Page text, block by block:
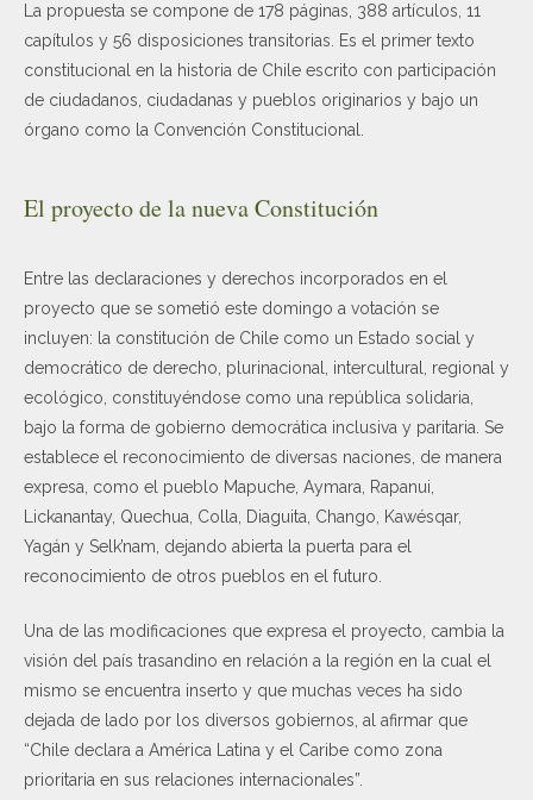
La propuesta se compone de 178 páginas, 388 artículos, 11
capítulos y 56 disposiciones transitorias. Es el primer texto
constitucional en la historia de Chile escrito con participación
de ciudadanos, ciudadanas y pueblos originarios y bajo un
órgano como la Convención Constitucional.
El proyecto de la nueva Constitución
Entre las declaraciones y derechos incorporados en el
proyecto que se sometió este domingo a votación se
incluyen: la constitución de Chile como un Estado social y
democrático de derecho, plurinacional, intercultural, regional y
ecológico, constituyéndose como una república solidaria,
bajo la forma de gobierno democrática inclusiva y paritaria. Se
establece el reconocimiento de diversas naciones, de manera
expresa, como el pueblo Mapuche, Aymara, Rapanui,
Lickanantay, Quechua, Colla, Diaguita, Chango, Kawésqar,
Yagán y Selk’nam, dejando abierta la puerta para el
reconocimiento de otros pueblos en el futuro.
Una de las modificaciones que expresa el proyecto, cambia la
visión del país trasandino en relación a la región en la cual el
mismo se encuentra inserto y que muchas veces ha sido
dejada de lado por los diversos gobiernos, al afirmar que
“Chile declara a América Latina y el Caribe como zona
prioritaria en sus relaciones internacionales”.